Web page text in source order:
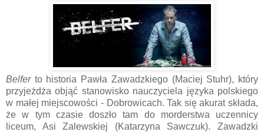
Belfer to historia Pawła Zawadzkiego (Maciej Stuhr), który
przyjeżdża objąć stanowisko nauczyciela języka polskiego
w małej miejscowości - Dobrowicach. Tak się akurat składa,
że w tym czasie doszło tam do morderstwa uczennicy
liceum, Asi Zalewskiej (Katarzyna Sawczuk). Zawadzki